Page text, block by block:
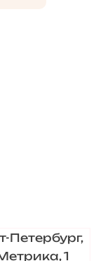
Петербург,
1